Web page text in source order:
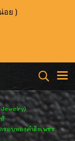
อย )
Jewelry)
รอบทองคำฝังเพชร